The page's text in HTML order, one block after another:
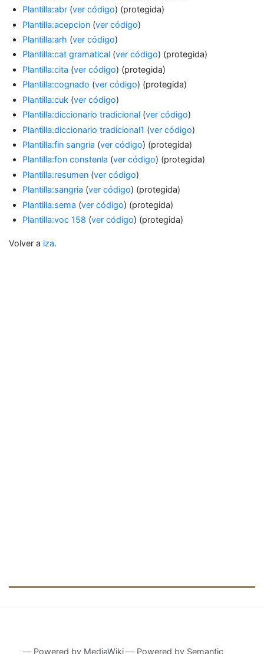
Plantilla:abr (ver código) (protegida)
Plantilla:acepcion (ver código)
Plantilla:arh (ver código)
Plantilla:cat gramatical (ver código) (protegida)
Plantilla:cita (ver código) (protegida)
Plantilla:cognado (ver código) (protegida)
Plantilla:cuk (ver código)
Plantilla:diccionario tradicional (ver código)
Plantilla:diccionario tradicional1 (ver código)
Plantilla:fin sangria (ver código) (protegida)
Plantilla:fon constenla (ver código) (protegida)
Plantilla:resumen (ver código)
Plantilla:sangria (ver código) (protegida)
Plantilla:sema (ver código) (protegida)
Plantilla:voc 158 (ver código) (protegida)
Volver a iza.
― Powered by MediaWiki ― Powered by Semantic